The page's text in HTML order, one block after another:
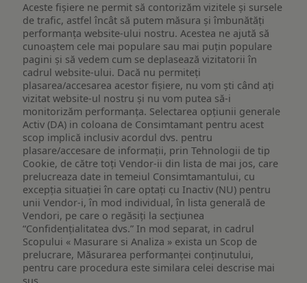
Aceste fișiere ne permit să contorizăm vizitele și sursele
de trafic, astfel încât să putem măsura și îmbunătăți
performanța website-ului nostru. Acestea ne ajută să
cunoaștem cele mai populare sau mai puțin populare
pagini și să vedem cum se deplasează vizitatorii în
cadrul website-ului. Dacă nu permiteți
plasarea/accesarea acestor fișiere, nu vom ști când ați
vizitat website-ul nostru și nu vom putea să-i
monitorizăm performanța. Selectarea opțiunii generale
Activ (DA) in coloana de Consimtamant pentru acest
scop implică inclusiv acordul dvs. pentru
plasare/accesare de informații, prin Tehnologii de tip
Cookie, de către toți Vendor-ii din lista de mai jos, care
prelucreaza date in temeiul Consimtamantului, cu
excepția situației în care optați cu Inactiv (NU) pentru
unii Vendor-i, în mod individual, în lista generală de
Vendori, pe care o regăsiți la secțiunea
“Confidențialitatea dvs.” In mod separat, in cadrul
Scopului « Masurare si Analiza » exista un Scop de
prelucrare, Măsurarea performanței conținutului,
pentru care procedura este similara celei descrise mai